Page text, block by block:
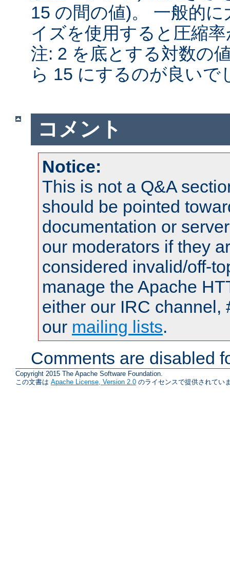
15 の間の値)。 一般的
イズを使用すると圧縮
注: 2 を底とする対数の
ら 15 にするのが良いで
コメント
Notice:
This is not a Q&A
should be pointed
documentation or
our moderators if they
considered invalid/off-
manage the Apache
either our IRC channel,
our mailing lists.
Comments are disabled
Copyright 2015 The Apache Software Foundation.
この文書は Apache License, Version 2.0 のライセンスで提供されてい